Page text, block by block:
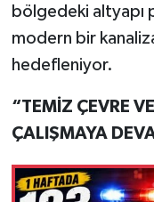
bölgedeki altyapı
modern bir
hedefleniyor.
“TEMİZ ÇEVRE
ÇALIŞMAYA